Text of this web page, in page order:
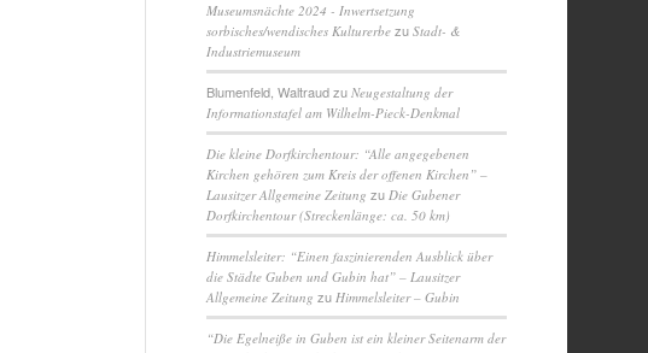
Museumsnächte 2024 - Inwertsetzung
sorbisches/wendisches Kulturerbe zuStadt- &
Industriemuseum
Blumenfeld, WaltraudzuNeugestaltung der
Informationstafel am Wilhelm-Pieck-Denkmal
Die kleine Dorfkirchentour: “Alle angegebenen
Kirchen gehören zum Kreis der offenen Kirchen” –
Lausitzer Allgemeine Zeitung zu Die Gubener
Dorfkirchentour (Streckenlänge: ca. 50 km)
Himmelsleiter: “Einen faszinierenden Ausblick über
die Städte Guben und Gubin hat” – Lausitzer
Allgemeine Zeitung zu Himmelsleiter – Gubin
“Die Egelneiße in Guben ist ein kleiner Seitenarm der